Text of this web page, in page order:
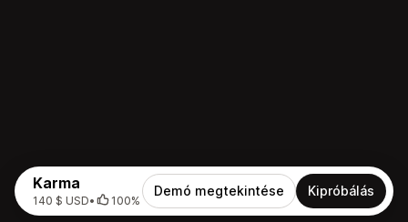
Karma
140 $ USD• 100%
Demó megtekintése Kipróbálás